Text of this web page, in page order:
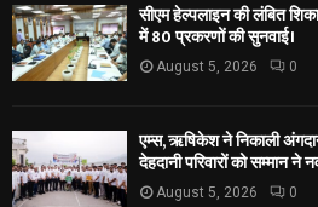
सीएम हेल्पलाइन की लंबित
में 80 प्रकरणों की सुनवाई।
August 5, 2026 0
एम्स, ऋषिकेश ने निकाली
देहदानी परिवारों को सम्मान
August 5, 2026 0